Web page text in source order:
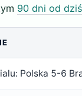
90 dni od dziś
Polska 5-6